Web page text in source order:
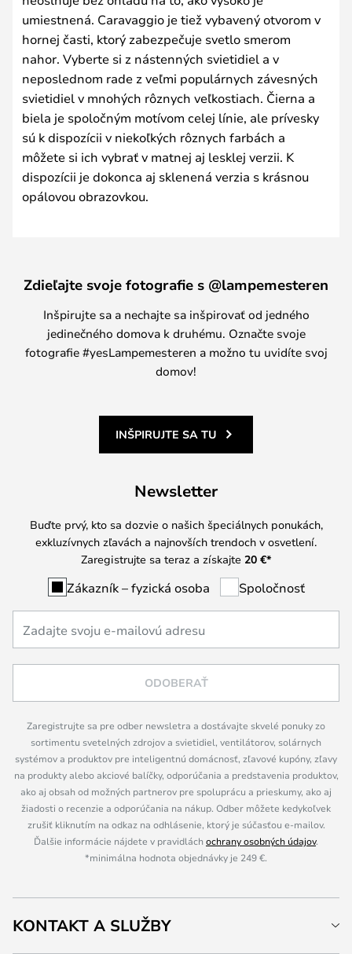
umiestnená. Caravaggio je tiež vybavený otvorom v
hornej časti, ktorý zabezpečuje svetlo smerom
nahor. Vyberte si z nástenných svietidiel a v
neposlednom rade z veľmi populárnych závesných
svietidiel v mnohých rôznych veľkostiach. Čierna a
biela je spoločným motívom celej línie, ale prívesky
sú k dispozícii v niekoľkých rôznych farbách a
môžete si ich vybrať v matnej aj lesklej verzii. K
dispozícii je dokonca aj sklenená verzia s krásnou
opálovou obrazovkou.
Zdieľajte svoje fotografie s @lampemesteren
Inšpirujte sa a nechajte sa inšpirovať od jedného
jedinečného domova k druhému. Označte svoje
fotografie #yesLampemesteren a možno tu uvidíte svoj
domov!
INŠPIRUJTE SA TU
Newsletter
Buďte prvý, kto sa dozvie o našich špeciálnych ponukách,
exkluzívnych zľavách a najnovších trendoch v osvetlení.
Zaregistrujte sa teraz a získajte 20 €*
Zákazník – fyzická osoba Spoločnosť
ODOBERAŤ
Zaregistrujte sa pre odber newsletra a dostávajte skvelé ponuky zo
sortimentu svetelných zdrojov a svietidiel, ventilátorov, solárnych
systémov a produktov pre inteligentnú domácnosť, zľavové kupóny, zľavy
na produkty alebo akciové balíčky, odporúčania a predstavenia produktov,
ako aj obsah od možných partnerov pre spoluprácu a prieskumy, ako aj
žiadosti o recenzie a odporúčania na nákup. Odber môžete kedykoľvek
zrušiť kliknutím na odkaz na odhlásenie, ktorý je súčasťou e-mailov.
Ďalšie informácie nájdete v pravidláchochrany osobných údajov.
*minimálna hodnota objednávky je 249 €.
KONTAKT A SLUŽBY